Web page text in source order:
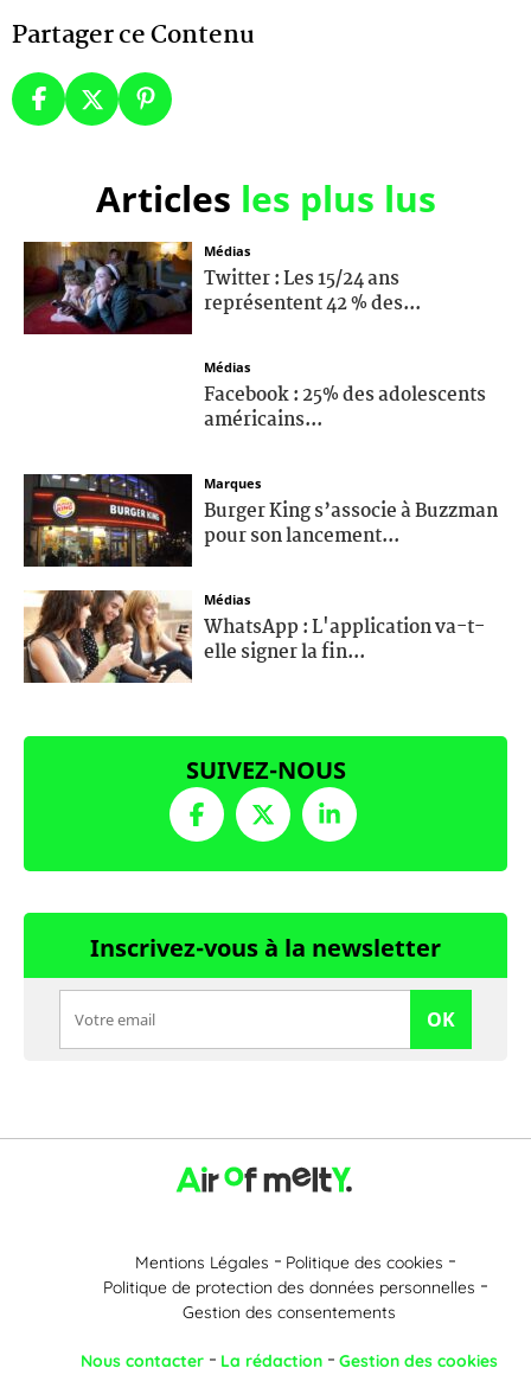
Partager ce Contenu
Articles les plus lus
Médias
Twitter : Les 15/24 ans
représentent 42 % des...
Médias
Facebook : 25% des adolescents
américains...
Marques
Burger King s’associe à Buzzman
pour son lancement...
Médias
WhatsApp : L'application va-t-
elle signer la fin...
SUIVEZ-NOUS
Inscrivez-vous à la newsletter
OK
Mentions Légales
Politique des cookies
Politique de protection des données personnelles
Gestion des consentements
Nous contacter La rédaction Gestion des cookies